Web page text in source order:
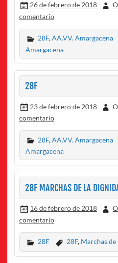
26 de febrero de 2018
comentario
28F,AA.VV. Amargacena
Amargacena
28F
23 de febrero de 2018
comentario
28F,AA.VV. Amargacena
Amargacena
28F MARCHAS DE LA
16 de febrero de 2018
comentario
28F 28F, Marchas